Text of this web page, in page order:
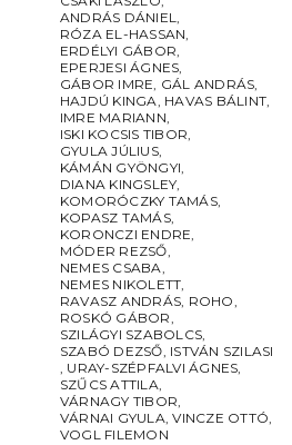
ANDRÁS DÁNIEL,
RÓZA EL-HASSAN,
ERDÉLYI GÁBOR,
EPERJESI ÁGNES,
GÁBOR IMRE, GÁL ANDRÁS,
HAJDÚ KINGA, HAVAS BÁLINT,
IMRE MARIANN,
ISKI KOCSIS TIBOR,
GYULA JÚLIUS,
KÁMÁN GYÖNGYI,
DIANA KINGSLEY,
KOMORÓCZKY TAMÁS,
KOPASZ TAMÁS,
KORONCZI ENDRE,
MÓDER REZSŐ,
NEMES CSABA,
NEMES NIKOLETT,
RAVASZ ANDRÁS, ROHO,
ROSKÓ GÁBOR,
SZILÁGYI SZABOLCS,
SZABÓ DEZSŐ, ISTVÁN SZILASI
, URAY-SZÉPFALVI ÁGNES,
SZŰCS ATTILA,
VÁRNAGY TIBOR,
VÁRNAI GYULA,VINCZE OTTÓ,
VOGL FILEMON